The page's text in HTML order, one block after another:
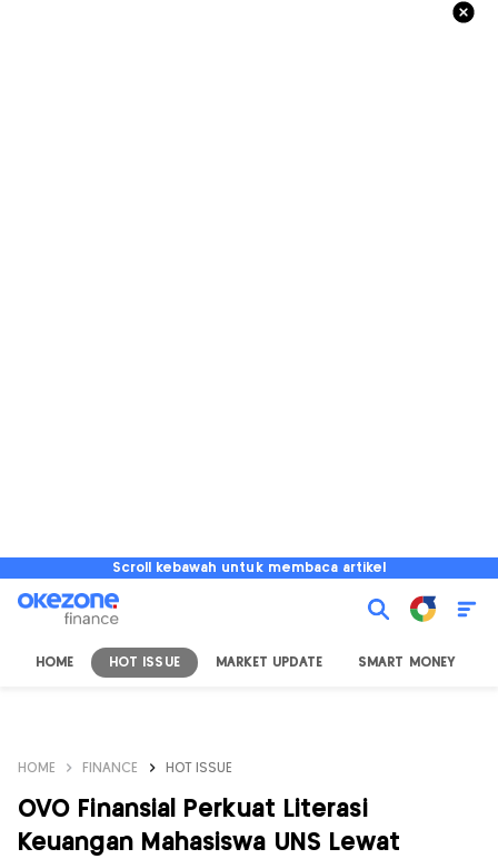
Scroll kebawah untuk membaca artikel
HOME HOT ISSUE MARKET UPDATE SMART MONEY
HOME FINANCE HOT ISSUE
OVO Finansial Perkuat Literasi
Keuangan Mahasiswa UNS Lewat